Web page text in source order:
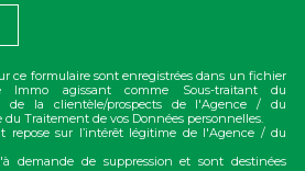
ce formulaire sont enregistrées dans un fichier
agissant comme Sous-traitant du
de la clientèle/prospects de l'Agence / du
du Traitement de vos Données personnelles.
repose sur l’intérêt légitime de l'Agence / du
demande de suppression et sont destinées